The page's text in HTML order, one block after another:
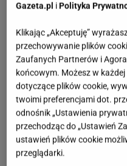
Gazeta.pl iPolityka
Klikając „Akceptuję”
przechowywanie plików
Zaufanych Partnerów i
końcowym. Możesz w
dotyczące plików cookie,
twoimi preferencjami dot.
odnośnik „Ustawienia
przechodząc do „Ustawień
ustawień plików cookie
przeglądarki.